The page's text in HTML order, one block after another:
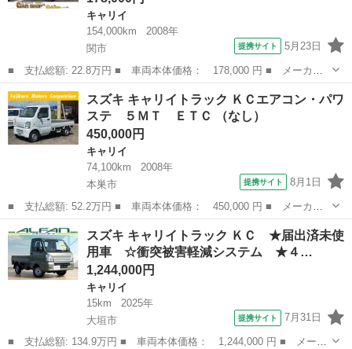
キャリイ
154,000km
2008年
関市
提携サイト 5月23日
■ 支払総額: 22.8万円 ■ 車両本体価格： 178,000 円 ■ メーカー
名： スズキ ■ 車種名： キャリイトラック ■ グレード名： Ｋ
Ｕ オートマ ３方開 エアコン パワステ ■ 排気量： 660cc ■
ド...
岐阜 関市 キャリイ
スズキ キャリイトラック ＫＣエアコン・パワ
ステ ５ＭＴ ＥＴＣ （なし）
450,000円
キャリイ
74,100km
2008年
本巣市
提携サイト 8月1日
■ 支払総額: 52.2万円 ■ 車両本体価格： 450,000 円 ■ メーカー
名： スズキ ■ 車種名： キャリイトラック ■ グレード名： Ｋ
Ｃエアコン・パワステ ５ＭＴ ＥＴＣ ■ 排気量： 660cc ■ ドア
枚...
岐阜 本巣市 キャリイ
スズキ キャリイトラック ＫＣ ★届出済未使
用車 ☆衝突被害軽減システム ★４…
1,244,000円
キャリイ
15km
2025年
大垣市
提携サイト 7月31日
■ 支払総額: 134.9万円 ■ 車両本体価格： 1,244,000 円 ■ メーカ